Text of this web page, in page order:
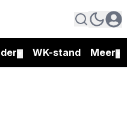
WK-stand Meer